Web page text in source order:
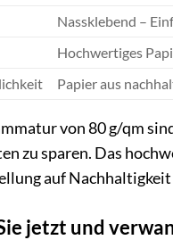
Nassklebend –
Hochwertiges
Papier aus
von 80 g/qm
zu sparen. Das
auf
jetzt und